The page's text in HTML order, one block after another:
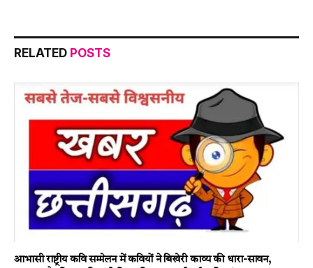
RELATED POSTS
आभासी राष्ट्रीय कवि सम्मेलन में कवियों ने बिखेरी काव्य की धारा-सावन,